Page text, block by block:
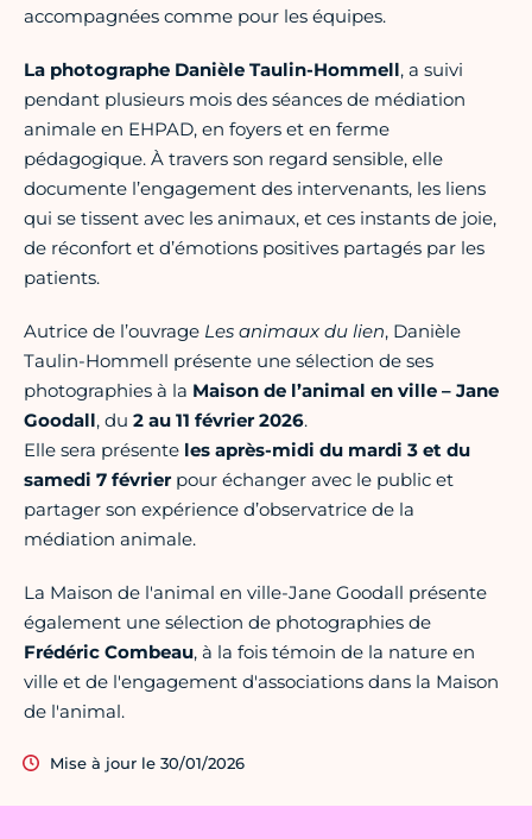
accompagnées comme pour les équipes.
La photographe Danièle Taulin-Hommell, a suivi
pendant plusieurs mois des séances de médiation
animale en EHPAD, en foyers et en ferme
pédagogique. À travers son regard sensible, elle
documente l’engagement des intervenants, les liens
qui se tissent avec les animaux, et ces instants de joie,
de réconfort et d’émotions positives partagés par les
patients.
Autrice de l’ouvrage Les animaux du lien, Danièle
Taulin-Hommell présente une sélection de ses
photographies à la Maison de l’animal en ville – Jane
Goodall, du 2 au 11 février 2026.
Elle sera présente les après-midi du mardi 3 et du
samedi 7 févrierpour échanger avec le public et
partager son expérience d’observatrice de la
médiation animale.
La Maison de l'animal en ville-Jane Goodall présente
également une sélection de photographies de
Frédéric Combeau, à la fois témoin de la nature en
ville et de l'engagement d'associations dans la Maison
de l'animal.
Mise à jour le 30/01/2026